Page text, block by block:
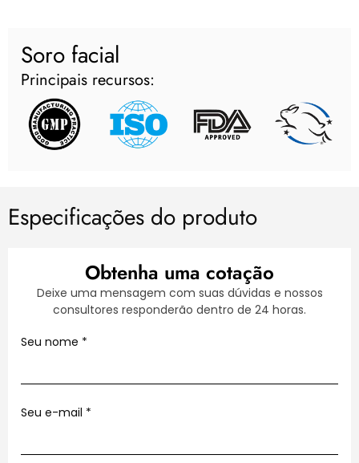
Soro facial
Principais recursos:
Especificações do produto
Obtenha uma cotação
Deixe uma mensagem com suas dúvidas e nossos
consultores responderão dentro de 24 horas.
Seu nome *
Seu e-mail *